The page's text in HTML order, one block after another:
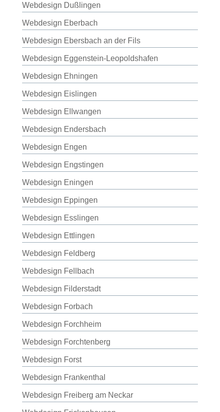
Webdesign Dußlingen
Webdesign Eberbach
Webdesign Ebersbach an der Fils
Webdesign Eggenstein-Leopoldshafen
Webdesign Ehningen
Webdesign Eislingen
Webdesign Ellwangen
Webdesign Endersbach
Webdesign Engen
Webdesign Engstingen
Webdesign Eningen
Webdesign Eppingen
Webdesign Esslingen
Webdesign Ettlingen
Webdesign Feldberg
Webdesign Fellbach
Webdesign Filderstadt
Webdesign Forbach
Webdesign Forchheim
Webdesign Forchtenberg
Webdesign Forst
Webdesign Frankenthal
Webdesign Freiberg am Neckar